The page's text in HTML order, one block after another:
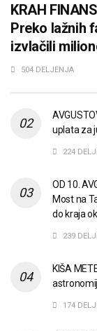
KRAH
Preko lažnih
izvlačili
504 DELJENJA
uplata za
224
OD 10.
Most na
do kraja
239
KIŠA
174